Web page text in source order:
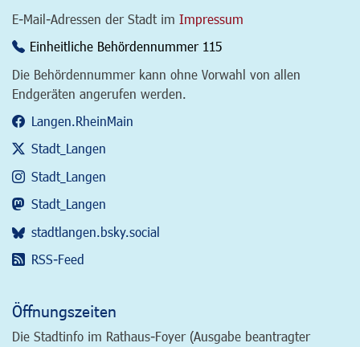
E-Mail-Adressen der Stadt im Impressum
Einheitliche Behördennummer 115
Die Behördennummer kann ohne Vorwahl von allen
Endgeräten angerufen werden.
Langen.RheinMain
Stadt_Langen
Stadt_Langen
Stadt_Langen
stadtlangen.bsky.social
RSS-Feed
Öffnungszeiten
Die Stadtinfo im Rathaus-Foyer (Ausgabe beantragter